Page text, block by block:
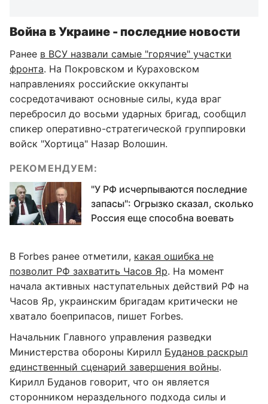
Война в Украине - последние новости
Ранее в ВСУ назвали самые "горячие" участки
фронта. На Покровском и Кураховском
направлениях российские оккупанты
сосредотачивают основные силы, куда враг
перебросил до восьми ударных бригад, сообщил
спикер оперативно-стратегической группировки
войск "Хортица" Назар Волошин.
РЕКОМЕНДУЕМ:
"У РФ исчерпываются последние
запасы": Огрызко сказал, сколько
Россия еще способна воевать
В Forbes ранее отметили, какая ошибка не
позволит РФ захватить Часов Яр. На момент
начала активных наступательных действий РФ на
Часов Яр, украинским бригадам критически не
хватало боеприпасов, пишет Forbes.
Начальник Главного управления разведки
Министерства обороны Кирилл Буданов раскрыл
единственный сценарий завершения войны.
Кирилл Буданов говорит, что он является
сторонником нераздельного подхода силы и